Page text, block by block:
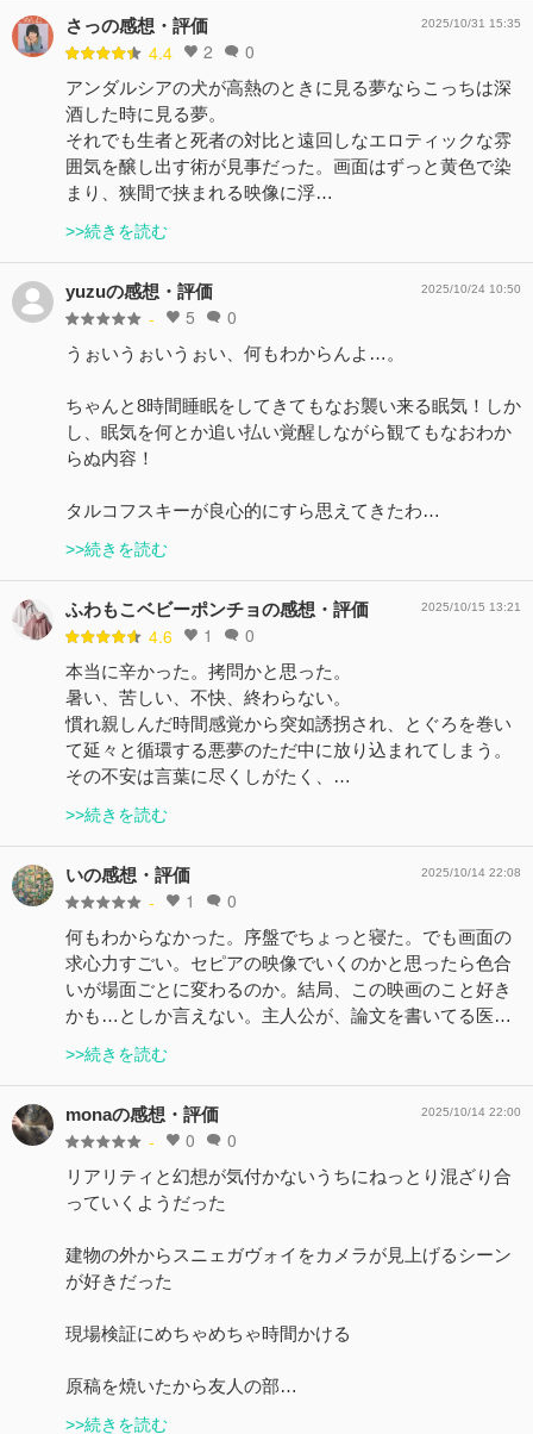
さっの感想・評価
4.4 2 0
2025/10/31 15:35
アンダルシアの犬が高熱のときに見る夢ならこっちは深
酒した時に見る夢。
それでも生者と死者の対比と遠回しなエロティックな雰
囲気を醸し出す術が見事だった。画面はずっと黄色で染
まり、狭間で挟まれる映像に浮…
>>続きを読む
yuzuの感想・評価
- 5 0
2025/10/24 10:50
うぉいうぉいうぉい、何もわからんよ…。
ちゃんと8時間睡眠をしてきてもなお襲い来る眠気！しか
し、眠気を何とか追い払い覚醒しながら観てもなおわか
らぬ内容！
タルコフスキーが良心的にすら思えてきたわ…
>>続きを読む
ふわもこベビーポンチョの感想・評価
4.6 1 0
2025/10/15 13:21
本当に辛かった。拷問かと思った。
暑い、苦しい、不快、終わらない。
慣れ親しんだ時間感覚から突如誘拐され、とぐろを巻い
て延々と循環する悪夢のただ中に放り込まれてしまう。
その不安は言葉に尽くしがたく、…
>>続きを読む
いの感想・評価
- 1 0
2025/10/14 22:08
何もわからなかった。序盤でちょっと寝た。でも画面の
求心力すごい。セピアの映像でいくのかと思ったら色合
いが場面ごとに変わるのか。結局、この映画のこと好き
かも…としか言えない。主人公が、論文を書いてる医…
>>続きを読む
monaの感想・評価
- 0 0
2025/10/14 22:00
リアリティと幻想が気付かないうちにねっとり混ざり合
っていくようだった
建物の外からスニェガヴォイをカメラが見上げるシーン
が好きだった
現場検証にめちゃめちゃ時間かける
原稿を焼いたから友人の部…
>>続きを読む